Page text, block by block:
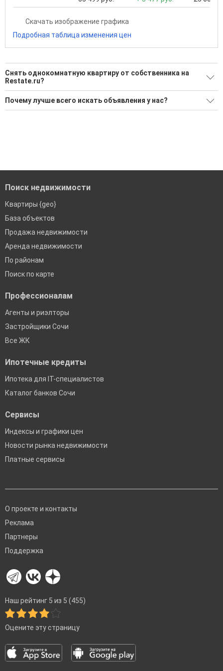
Скачать изображение графика
Подробная таблица изменения цен
Снять однокомнатную квартиру от собственника на
Restate.ru?
Ищите, как Снять однокомнатную квартиру от
собственника?
Почему лучше всего искать объявления у нас?
Поиск недвижимости
Квартиры {geo}
База объектов
Продажа недвижимости
Аренда недвижимости
По районам
Поиск по карте
Профессионалам
Агенты и риэлторы
Застройщики Сочи
Все ЖК
Ипотечные кредиты
Ипотека для IT-специалистов
Каталог банков Сочи
Сервисы
Индексы и графики цен
Новости рынка недвижимости
Платные сервисы
О проекте и контакты
Реклама
Партнеры
Поддержка
Наш рейтинг 5 из 5 (455)
Оцените эту страницу